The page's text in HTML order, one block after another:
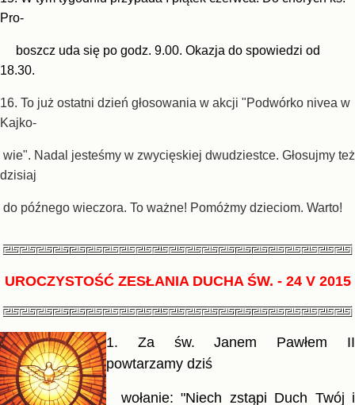
Pro-
boszcz uda się po godz. 9.00. Okazja do spowiedzi od
18.30.
16. To już ostatni dzień głosowania w akcji "Podwórko nivea w
Kajko-
wie". Nadal jesteśmy w zwycięskiej dwudziestce. Głosujmy też
dzisiaj
do późnego wieczora. To ważne! Pomóżmy dzieciom. Warto!
UROCZYSTOŚĆ ZESŁANIA DUCHA ŚW. - 24 V 2015
1. Za św. Janem Pawłem II
powtarzamy dziś
wołanie: "Niech zstąpi Duch Twój i